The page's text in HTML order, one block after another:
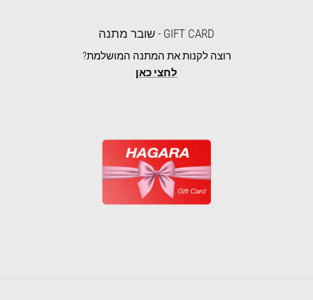
GIFT CARD - שובר מתנה
רוצה לקנות את המתנה המושלמת?
לחצי כאן